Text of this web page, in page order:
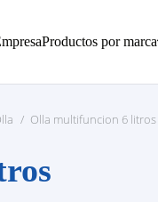
Productos por marca
/ Olla multifuncion 6 litros